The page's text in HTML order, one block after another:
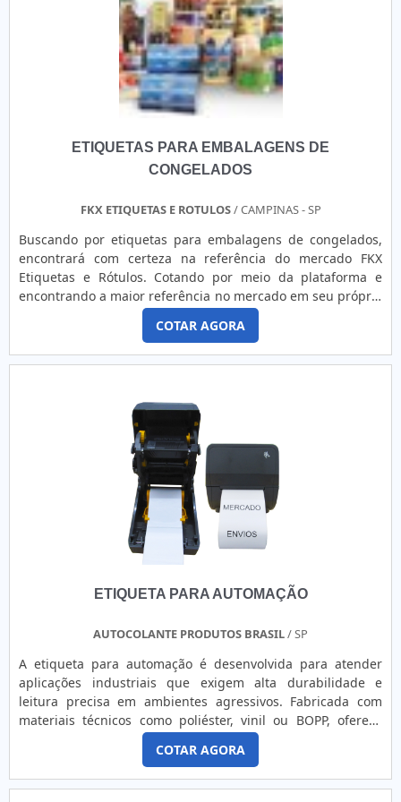
ETIQUETAS PARA EMBALAGENS DE
CONGELADOS
FKX ETIQUETAS E ROTULOS/ CAMPINAS - SP
Buscando por etiquetas para embalagens de congelados,
encontrará com certeza na referência do mercado FKX
Etiquetas e Rótulos. Cotando por meio da plataforma e
encontrando a maior referência no mercado em seu próprio
segmento.Quando o desejo é por etiquetas para
embalagens de congelados, na FKX Etiquetas e Rótulos
obterá ótima qualidade com comprometimento com os
resultados dos clientes.DETALHES SOBRE ETIQUETAS PARA
eficientes de demonstrar competência e excelência em sua
área de atuação. A FKX Etiquetas e Rótulos foca sua
estratégia em produzir uma estrutura com: Tecnologia de
ponta; Escritório de alta qualidade onde são realizadas as
atividades; Equipamentos de última geração. Tudo para se
certificar que se tenha etiquetas para embalagens de
congelados com assertividade. Ainda focando em etiquetas
para embalagens de congelados, mais do que visar apenas
lucratividade, deve oferecer produtos e serviços que
que ficam de fora no planejamento de empresas que visam
isso que já foi falado e outras coisas mais são a razão pela
quando tratamos do segmento de etiquetas e rótulos
adesivos. A empresa objetiva garantir o que existe de
melhor no mercado para garantir o sucesso dos clientes
Tem uma equipe treinada e capacitada que terá o maior
prazer em auxiliar com suas dúvidas.DIFERENCIAIS
PERTINENTES DA ORGANIZAÇÃOApenas na FKX Etiquetas e
Rótulos tem tudo que se precisa para etiquetas e rótulos
COTAR AGORA
ETIQUETA PARA AUTOMAÇÃO
AUTOCOLANTE PRODUTOS BRASIL/ SP
A etiqueta para automação é desenvolvida para atender
aplicações industriais que exigem alta durabilidade e
leitura precisa em ambientes agressivos. Fabricada com
materiais técnicos como poliéster, vinil ou BOPP, oferece
resistência superior à abrasão, produtos químicos, umidade
e variações extremas de temperatura. Seu adesivo
permanente de alto desempenho garante aderência em
superfícies metálicas, plásticas ou pintadas, mesmo com
COTAR AGORA